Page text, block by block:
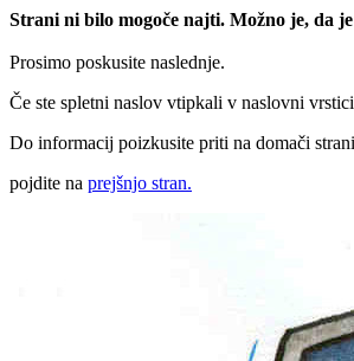
Strani ni bilo mogoče najti. Možno je, da
Prosimo poskusite naslednje.
Če ste spletni naslov vtipkali v naslovni
Do informacij poizkusite priti na domači strani
pojdite na prejšnjo stran.